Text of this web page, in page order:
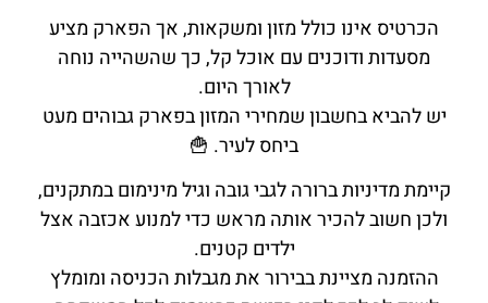
הכרטיס אינו כולל מזון ומשקאות, אך הפארק מציע
מסעדות ודוכנים עם אוכל קל, כך שהשהייה נוחה
לאורך היום.
יש להביא בחשבון שמחירי המזון בפארק גבוהים מעט
ביחס לעיר. 🍟
קיימת מדיניות ברורה לגבי גובה וגיל מינימום במתקנים,
ולכן חשוב להכיר אותה מראש כדי למנוע אכזבה אצל
ילדים קטנים.
ההזמנה מציינת בבירור את מגבלות הכניסה ומומלץ